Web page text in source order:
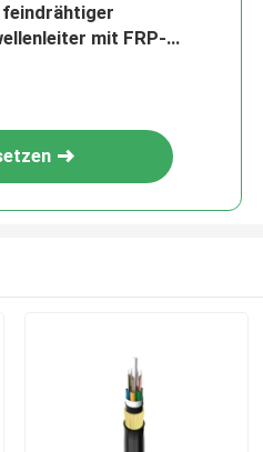
feindrähtiger
mit FRP-